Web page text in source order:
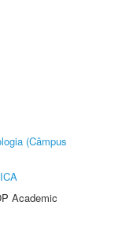
(Câmpus
Academic